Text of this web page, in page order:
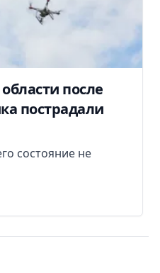
после
пострадали
состояние не